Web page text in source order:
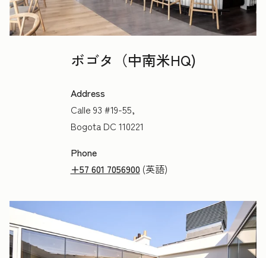
ボゴタ（中南米HQ)
Address
Calle 93 #19-55,
Bogota DC 110221
Phone
+57 601 7056900(英語)